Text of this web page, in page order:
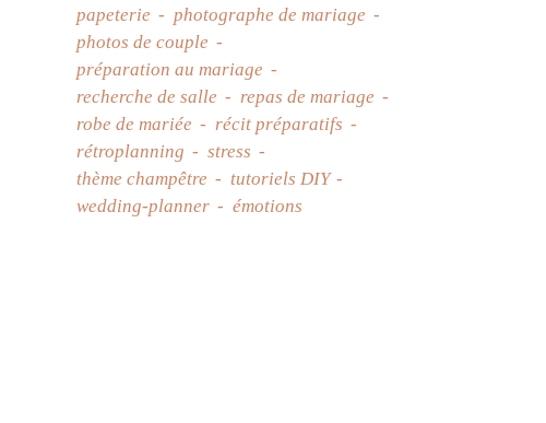
papeterie
photographe de mariage
photos de couple
préparation au mariage
recherche de salle
repas de mariage
robe de mariée
récit préparatifs
rétroplanning
stress
thème champêtre
tutoriels DIY
wedding-planner
émotions